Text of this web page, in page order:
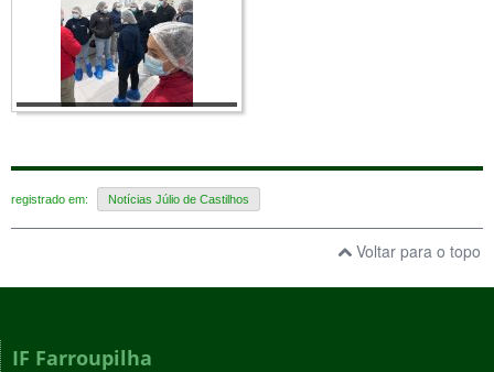
registrado em: Notícias Júlio de Castilhos
Voltar para o topo
IF Farroupilha